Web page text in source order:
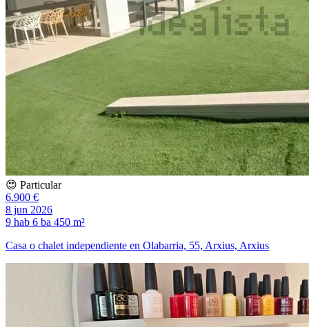
😍 Particular
6.900 €
8 jun 2026
9 hab 6 ba 450 m²
Casa o chalet independiente en Olabarria, 55, Arxius, Arxius